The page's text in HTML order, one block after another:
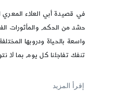
في قصيدة أبي العلاء المعري
حشد من الحكم والمأثورات
واسعة بالحياة ودروبها
تنفك تفاجئنا كل يوم بما لا
إقرأ المزيد